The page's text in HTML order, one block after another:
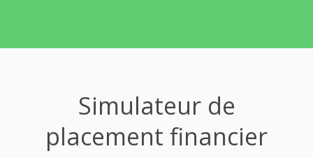
Simulateur de
placement financier